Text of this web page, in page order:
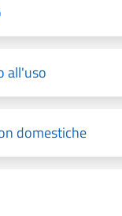
all'uso
domestiche